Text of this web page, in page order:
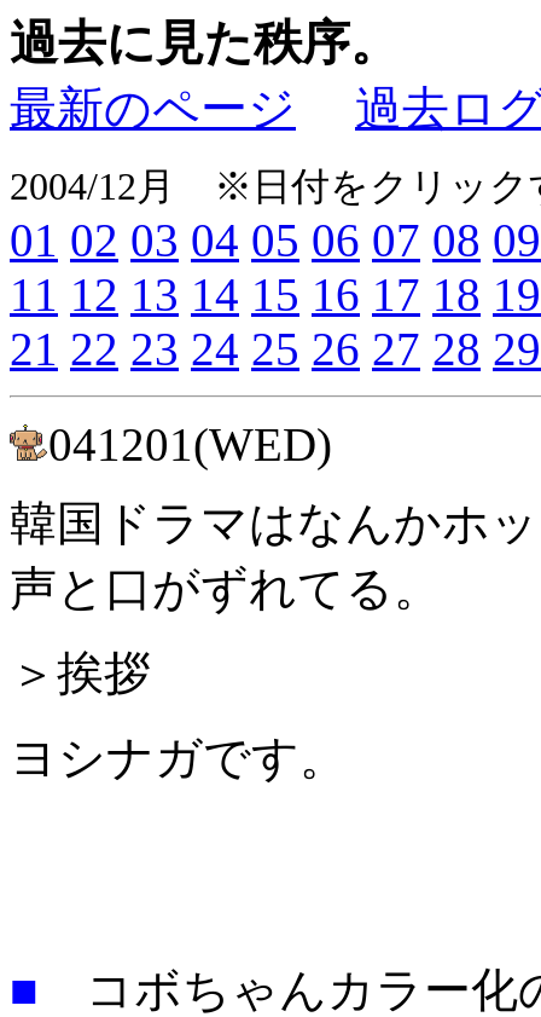
過去に見た秩序。
最新のページ 過去ロ
2004/12月 ※日付をクリック
01 02 03 04 05 06 07 08 09
11 12 13 14 15 16 17 18 19
21 22 23 24 25 26 27 28 29
041201(WED)
韓国ドラマはなんかホ
声と口がずれてる。
＞挨拶
ヨシナガです。
■ コボちゃんカラー